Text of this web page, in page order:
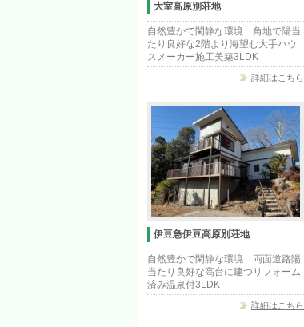
大室高原別荘地
自然豊かで閑静な環境 角地で陽当
たり良好な2階より海望む大手ハウ
スメーカー施工美築3LDK
詳細はこちら
伊豆急伊豆高原別荘地
自然豊かで閑静な環境 両面道路陽
当たり良好な高台に建つリフォーム
済み温泉付3LDK
詳細はこちら